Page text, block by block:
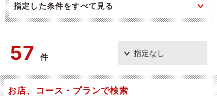
指定した条件をすべて見る
57 件
お店、コース・プランで検索